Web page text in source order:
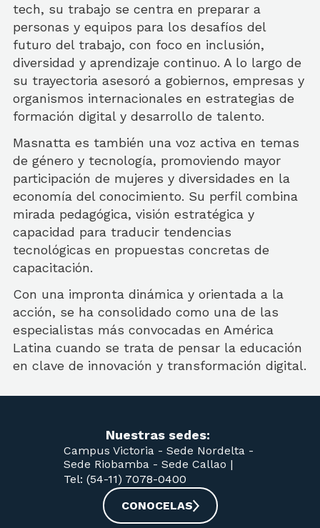
tech, su trabajo se centra en preparar a
personas y equipos para los desafíos del
futuro del trabajo, con foco en inclusión,
diversidad y aprendizaje continuo. A lo largo de
su trayectoria asesoró a gobiernos, empresas y
organismos internacionales en estrategias de
formación digital y desarrollo de talento.
Masnatta es también una voz activa en temas
de género y tecnología, promoviendo mayor
participación de mujeres y diversidades en la
economía del conocimiento. Su perfil combina
mirada pedagógica, visión estratégica y
capacidad para traducir tendencias
tecnológicas en propuestas concretas de
capacitación.
Con una impronta dinámica y orientada a la
acción, se ha consolidado como una de las
especialistas más convocadas en América
Latina cuando se trata de pensar la educación
en clave de innovación y transformación digital.
Nuestras sedes:
Campus Victoria - Sede Nordelta -
Sede Riobamba - Sede Callao |
Tel: (54-11) 7078-0400
CONOCELAS